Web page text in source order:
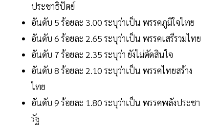
ประชาธิปัตย์
อันดับ 5 ร้อยละ 3.00 ระบุว่าเป็น พรรคภูมิใจไทย
อันดับ 6 ร้อยละ 2.65 ระบุว่าเป็น พรรคเสรีรวมไทย
อันดับ 7 ร้อยละ 2.35 ระบุว่า ยังไม่ตัดสินใจ
อันดับ 8 ร้อยละ 2.10 ระบุว่าเป็น พรรคไทยสร้าง
ไทย
อันดับ 9 ร้อยละ 1.80 ระบุว่าเป็น พรรคพลังประชา
รัฐ